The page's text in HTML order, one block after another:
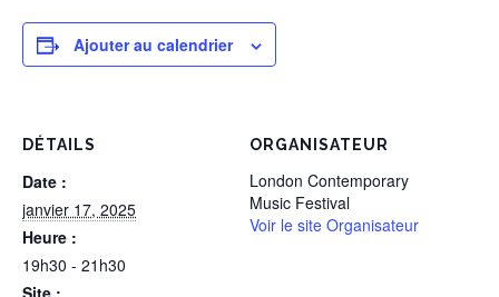
Ajouter au calendrier
DÉTAILS
Date :
janvier 17, 2025
Heure :
19h30 - 21h30
Site :
ORGANISATEUR
London Contemporary
Music Festival
Voir le site Organisateur